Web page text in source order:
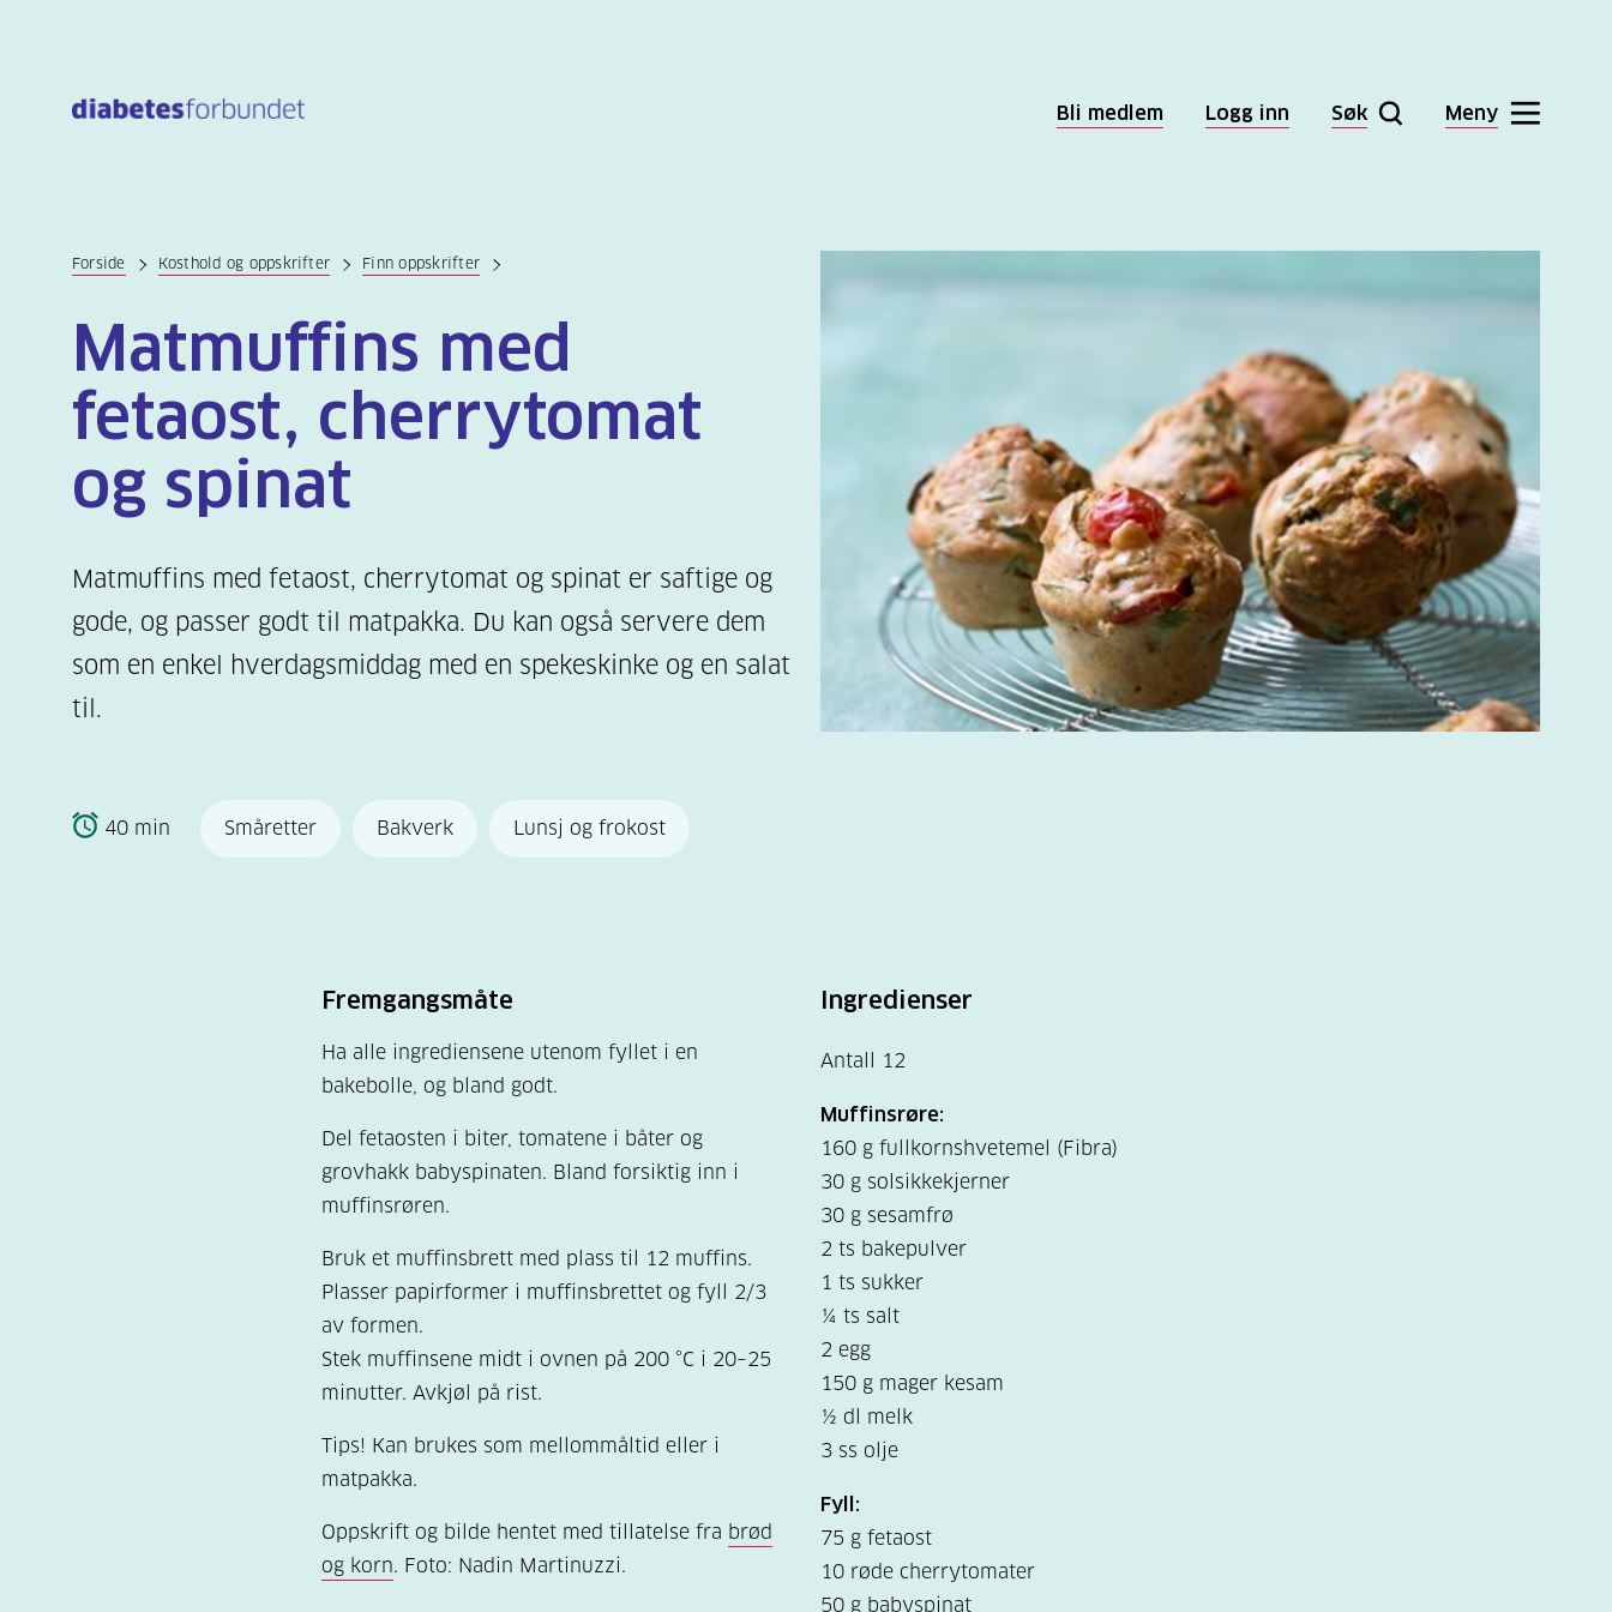
Bli medlem Logg inn Søk Meny
Forside Kosthold og oppskrifter Finn oppskrifter
Matmuffins med
fetaost, cherrytomat
og spinat
Matmuffins med fetaost, cherrytomat og spinat er saftige og
gode, og passer godt til matpakka. Du kan også servere dem
som en enkel hverdagsmiddag med en spekeskinke og en salat
til.
40 min Småretter Bakverk Lunsj og frokost
Fremgangsmåte
Ha alle ingrediensene utenom fyllet i en
bakebolle, og bland godt.
Del fetaosten i biter, tomatene i båter og
grovhakk babyspinaten. Bland forsiktig inn i
muffinsrøren.
Bruk et muffinsbrett med plass til 12 muffins.
Plasser papirformer i muffinsbrettet og fyll 2/3
av formen.
Stek muffinsene midt i ovnen på 200 °C i 20–25
minutter. Avkjøl på rist.
Tips! Kan brukes som mellommåltid eller i
matpakka.
Oppskrift og bilde hentet med tillatelse fra brød
og korn. Foto: Nadin Martinuzzi.
Ingredienser
Antall 12
Muffinsrøre:
160 g fullkornshvetemel (Fibra)
30 g solsikkekjerner
30 g sesamfrø
2 ts bakepulver
1 ts sukker
¼ ts salt
2 egg
150 g mager kesam
½ dl melk
3 ss olje
Fyll:
75 g fetaost
10 røde cherrytomater
50 g babyspinat